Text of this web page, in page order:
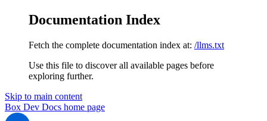
Documentation Index
Fetch the complete documentation index at: /llms.txt
Use this file to discover all available pages before
exploring further.
Skip to main content
Box Dev Docs home page